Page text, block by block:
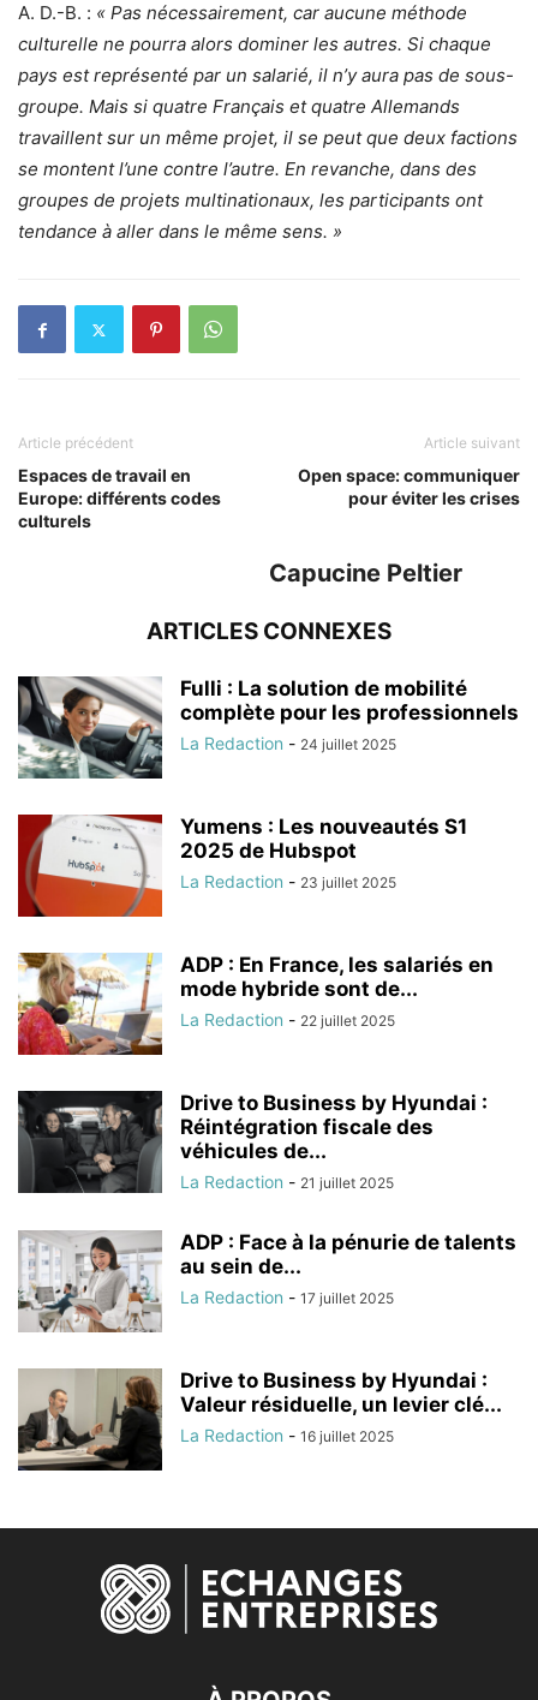
A. D.-B. : « Pas nécessairement, car aucune méthode
culturelle ne pourra alors dominer les autres. Si chaque
pays est représenté par un salarié, il n’y aura pas de sous-
groupe. Mais si quatre Français et quatre Allemands
travaillent sur un même projet, il se peut que deux factions
se montent l’une contre l’autre. En revanche, dans des
groupes de projets multinationaux, les participants ont
tendance à aller dans le même sens. »
Article précédent
Espaces de travail en
Europe: différents codes
culturels
Article suivant
Open space: communiquer
pour éviter les crises
Capucine Peltier
ARTICLES CONNEXES
Fulli : La solution de mobilité
complète pour les professionnels
La Redaction - 24 juillet 2025
Yumens : Les nouveautés S1
2025 de Hubspot
La Redaction - 23 juillet 2025
ADP : En France, les salariés en
mode hybride sont de...
La Redaction - 22 juillet 2025
Drive to Business by Hyundai :
Réintégration fiscale des
véhicules de...
La Redaction - 21 juillet 2025
ADP : Face à la pénurie de talents
au sein de...
La Redaction - 17 juillet 2025
Drive to Business by Hyundai :
Valeur résiduelle, un levier clé...
La Redaction - 16 juillet 2025